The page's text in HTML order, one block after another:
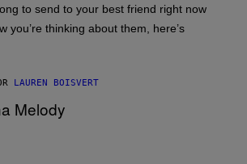
to send to your best friend right now
you’re thinking about them, here’s
LAUREN BOISVERT